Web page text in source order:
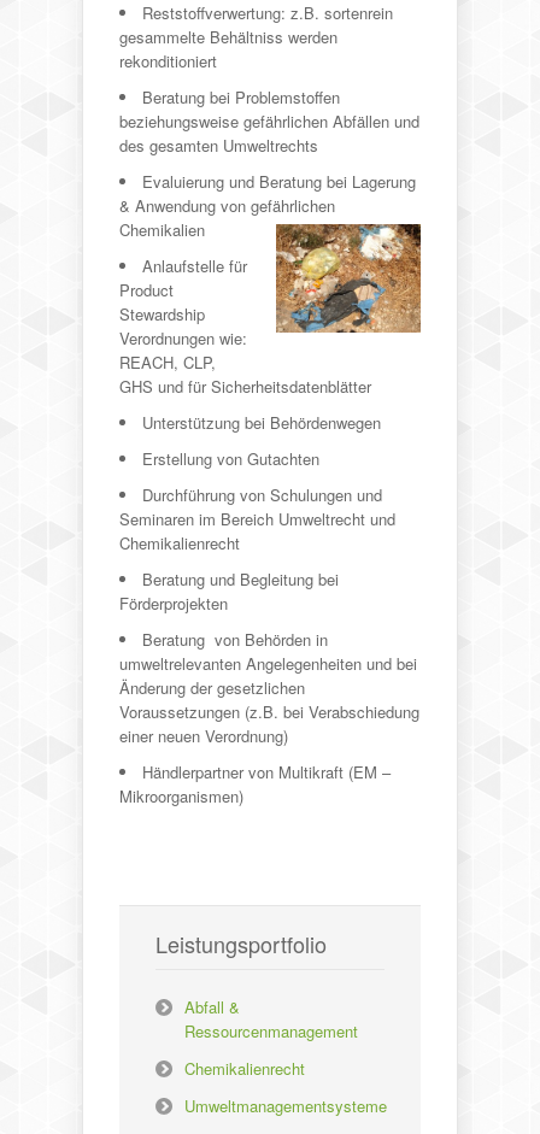
Reststoffverwertung: z.B. sortenrein
gesammelte Behältniss werden
rekonditioniert
Beratung bei Problemstoffen
beziehungsweise gefährlichen Abfällen und
des gesamten Umweltrechts
Evaluierung und Beratung bei Lagerung
& Anwendung von gefährlichen
Chemikalien
Anlaufstelle für
Product
Stewardship
Verordnungen wie:
REACH, CLP,
GHS und für Sicherheitsdatenblätter
Unterstützung bei Behördenwegen
Erstellung von Gutachten
Durchführung von Schulungen und
Seminaren im Bereich Umweltrecht und
Chemikalienrecht
Beratung und Begleitung bei
Förderprojekten
Beratung von Behörden in
umweltrelevanten Angelegenheiten und bei
Änderung der gesetzlichen
Voraussetzungen (z.B. bei Verabschiedung
einer neuen Verordnung)
Händlerpartner von Multikraft (EM –
Mikroorganismen)
Leistungsportfolio
Abfall &
Ressourcenmanagement
Chemikalienrecht
Umweltmanagementsysteme